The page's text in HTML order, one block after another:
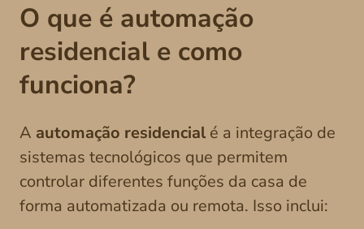
O que é automação
residencial e como
funciona?
A automação residencial é a integração de
sistemas tecnológicos que permitem
controlar diferentes funções da casa de
forma automatizada ou remota. Isso inclui: